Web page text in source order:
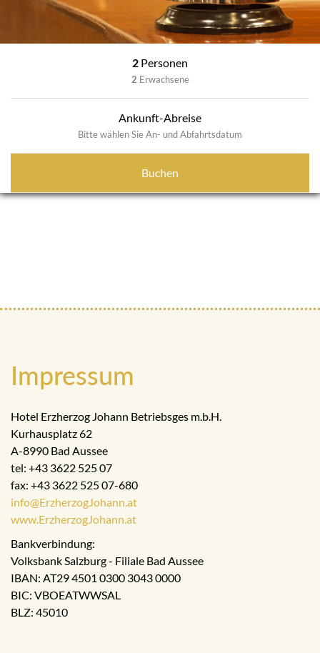
2 Personen
2 Erwachsene
Ankunft-Abreise
Bitte wählen Sie An- und Abfahrtsdatum
Buchen
Impressum
Hotel Erzherzog Johann Betriebsges m.b.H.
Kurhausplatz 62
A-8990 Bad Aussee
tel: +43 3622 525 07
fax: +43 3622 525 07-680
info@ErzherzogJohann.at
www.ErzherzogJohann.at
Bankverbindung:
Volksbank Salzburg - Filiale Bad Aussee
IBAN: AT29 4501 0300 3043 0000
BIC: VBOEATWWSAL
BLZ: 45010